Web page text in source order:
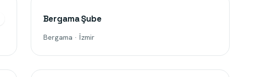
Bergama Şube
Bergama · İzmir